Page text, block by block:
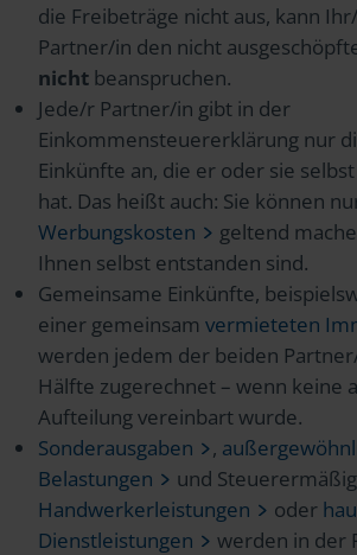
die Freibeträge nicht aus, kann
Partner/in den nicht
nicht beanspruchen.
Jede/r Partner/in gibt in der
Einkommensteuererklärung nur
Einkünfte an, die er oder sie
hat. Das heißt auch: Sie können
Werbungskosten
geltend
Ihnen selbst entstanden sind.
Gemeinsame Einkünfte,
einer gemeinsam vermieteten
werden jedem der beiden
Hälfte zugerechnet – wenn keine
Aufteilung vereinbart wurde.
Sonderausgaben
,
Belastungen
und
Handwerkerleistungen
oder
Dienstleistungen
werden in der